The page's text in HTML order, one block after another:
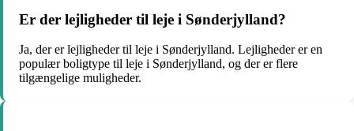
Er der lejligheder til leje i Sønderjylland?
Ja, der er lejligheder til leje i Sønderjylland. Lejligheder er en
populær boligtype til leje i Sønderjylland, og der er flere
tilgængelige muligheder.